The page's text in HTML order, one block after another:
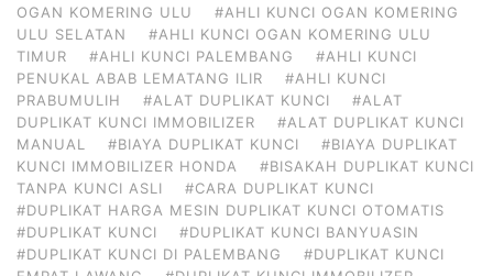
OGAN KOMERING ULU
#AHLI KUNCI OGAN KOMERING
ULU SELATAN
#AHLI KUNCI OGAN KOMERING ULU
TIMUR
#AHLI KUNCI PALEMBANG
#AHLI KUNCI
PENUKAL ABAB LEMATANG ILIR
#AHLI KUNCI
PRABUMULIH
#ALAT DUPLIKAT KUNCI
#ALAT
DUPLIKAT KUNCI IMMOBILIZER
#ALAT DUPLIKAT KUNCI
MANUAL
#BIAYA DUPLIKAT KUNCI
#BIAYA DUPLIKAT
KUNCI IMMOBILIZER HONDA
#BISAKAH DUPLIKAT KUNCI
TANPA KUNCI ASLI
#CARA DUPLIKAT KUNCI
#DUPLIKAT HARGA MESIN DUPLIKAT KUNCI OTOMATIS
#DUPLIKAT KUNCI
#DUPLIKAT KUNCI BANYUASIN
#DUPLIKAT KUNCI DI PALEMBANG
#DUPLIKAT KUNCI